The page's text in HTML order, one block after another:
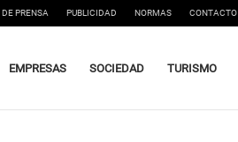
PRENSA PUBLICIDAD NORMAS CONTACTO
EMPRESAS SOCIEDAD TURISMO